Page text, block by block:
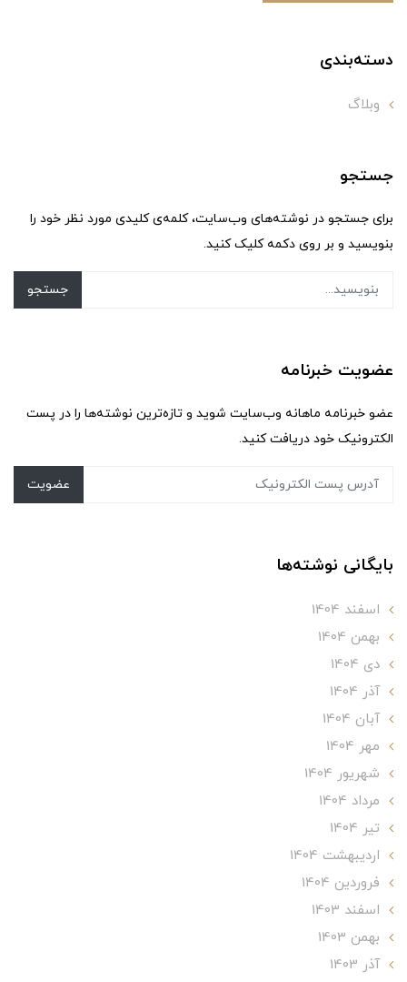
دسته‌بندی
وبلاگ
جستجو
برای جستجو در نوشته‌های وب‌سایت، کلمه‌ی کلیدی مورد نظر خود را
بنویسید و بر روی دکمه کلیک کنید.
جستجو
عضویت خبرنامه
عضو خبرنامه ماهانه وب‌سایت شوید و تازه‌ترین نوشته‌ها را در پست
الکترونیک خود دریافت کنید.
عضویت
بایگانی نوشته‌ها
اسفند 1404
بهمن 1404
دی 1404
آذر 1404
آبان 1404
مهر 1404
شهریور 1404
مرداد 1404
تير 1404
ارديبهشت 1404
فروردین 1404
اسفند 1403
بهمن 1403
آذر 1403